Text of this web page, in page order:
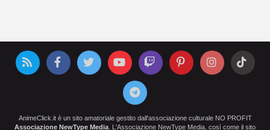
AnimeClick.it è un sito amatoriale gestito dall'associazione culturale NO PROFIT
Associazione NewType Media . L'Associazione NewType Media, così come il sito